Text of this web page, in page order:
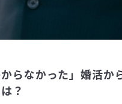
からなかった」婚活
？